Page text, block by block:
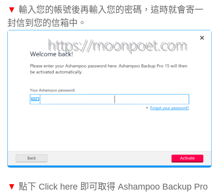
▼ 輸入您的帳號後再輸入您的密碼，這時就會寄一
封信到您的信箱中。
▼ 點下 Click here 即可取得 Ashampoo Backup Pro